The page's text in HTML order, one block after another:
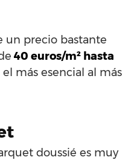
un precio bastante
40 euros/m² hasta
más esencial al más
doussié es muy